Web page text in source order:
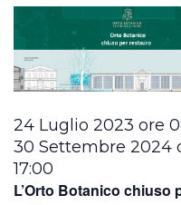
L’Orto Botanico chiuso
24 Luglio 2023 ore
30 Settembre 2024
17:00